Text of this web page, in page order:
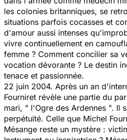
les colonies britanniques, se
situations parfois cocasses et
d'amour aussi intenses
vivre continuellement en
femme ? Comment concilier sa
vocation dévorante ? Le destin
tenace et passionnée.
22 juin 2004. Après un an
Fourniret révèle une partie du
mari, " l'Ogre des Ardennes ". Il
perpétuité. Celle que Michel
Mésange reste un mystère :